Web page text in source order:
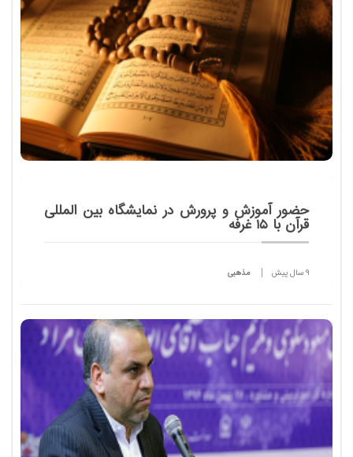
حضور آموزش و پرورش در نمايشگاه بين المللی
قرآن با 15 غرفه
9 سال پیش مذهبی
حضور آموزش و پرورش در نمايشگاه بين المللی قرآن با
15 غرفه مختلف خبرداد .